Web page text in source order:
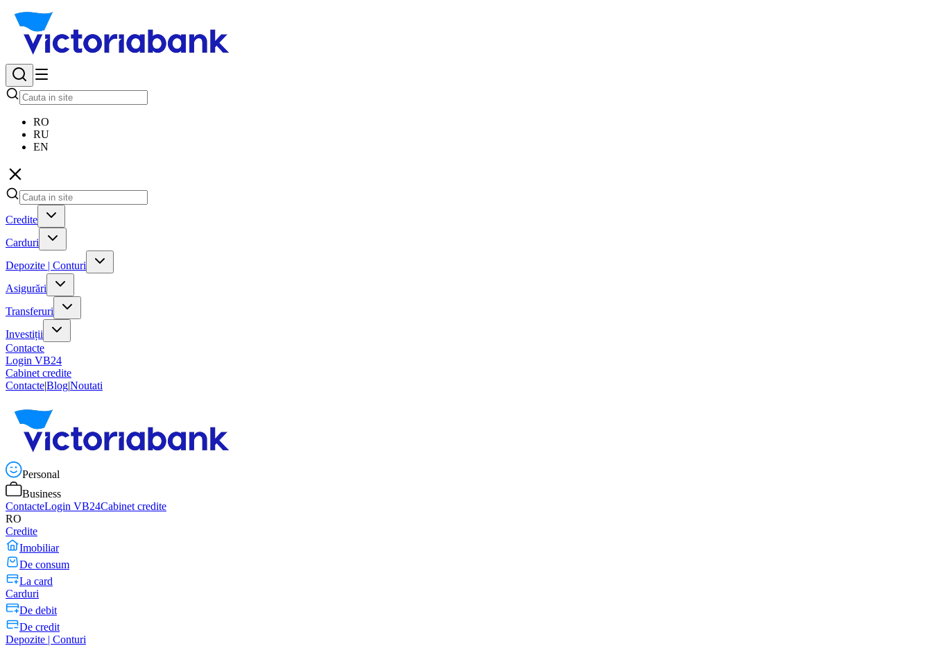
RO
RU
EN
Credite
Carduri
Depozite | Conturi
Asigurări
Transferuri
Investiții
Contacte
Login VB24
Cabinet credite
Contacte|Blog|Noutati
Personal
Business
ContacteLogin VB24Cabinet credite
RO
Credite
Imobiliar
De consum
La card
Carduri
De debit
De credit
Depozite | Conturi